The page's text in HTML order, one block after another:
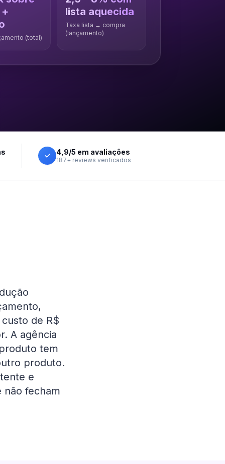
(total)
lista aquecida
Taxa lista → compra
(lançamento)
✓ 4,9/5 em avaliações
187+ reviews verificados
de R$
A agência
tem
produto.
e
não fecham